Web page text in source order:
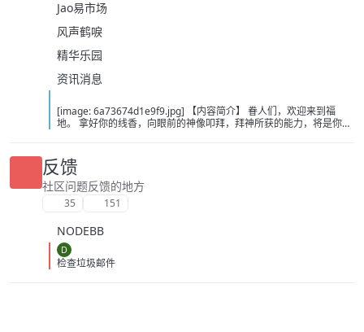
Jao易市场
风声鹤唳
精华乐园
资讯消息
[image: 6a73674d1e9f9.jpg] 【内容简介】 眷人们，欢迎来到福
地。 拿好你的线香，向眼前的神像叩拜，拜神所获的能力，将是你们
悲剧轮回…… 【作者简介】 作者：幻梦猎人，起点中文网作者，代表
作品：《灾厄收容所》《诡异分解指南》《天灾疯人院》《基因收容
所》等 【下载地址】 百度：
https://pan.baidu.com/s/1CTpsB1_Ju5NwzAhO0MvwZQ?pwd=9a1v
夸克：https://pan.quark.cn/s/ffe07719ebb3?pwd=aUYh 移动：
反馈
社区问题反馈的地方
35 151
NODEBB
D
检查垃圾邮件